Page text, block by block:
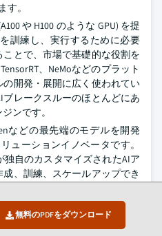
無料のPDFをダウンロード
す。
や H100 のような GPU) を提
訓練し、実行するために必要
とで、市場で基礎的な役割を
、NeMoなどのプラット
開発・展開に広く使われてい
ブレークスルーのほとんどにあ
ンです。
などの最先端のモデルを開発
ューションイノベータです。
独自のカスタマイズされたAIア
、訓練、スケールアップでき
プラットフォームをリリース
のワークスペース、検索、
製品に組み込まれています。